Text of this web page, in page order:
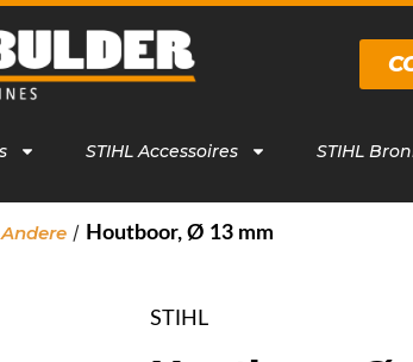
STIHL Accessoires STIHL
Andere / Houtboor, Ø 13 mm
STIHL